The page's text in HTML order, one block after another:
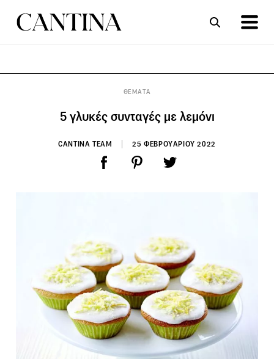
ΘΕΜΑΤΑ
5 γλυκές συνταγές με λεμόνι
CANTINA TEAM 25 ΦΕΒΡΟΥΑΡΙΟΥ 2022